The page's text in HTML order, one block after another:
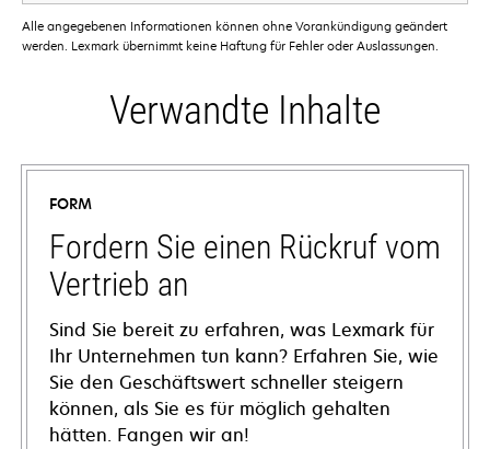
Alle angegebenen Informationen können ohne Vorankündigung geändert
werden. Lexmark übernimmt keine Haftung für Fehler oder Auslassungen.
Verwandte Inhalte
FORM
Fordern Sie einen Rückruf vom
Vertrieb an
Sind Sie bereit zu erfahren, was Lexmark für
Ihr Unternehmen tun kann? Erfahren Sie, wie
Sie den Geschäftswert schneller steigern
können, als Sie es für möglich gehalten
hätten. Fangen wir an!